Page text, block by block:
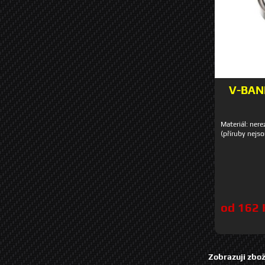
V-
Materiál:
(příruby
od 162
Zobrazuji